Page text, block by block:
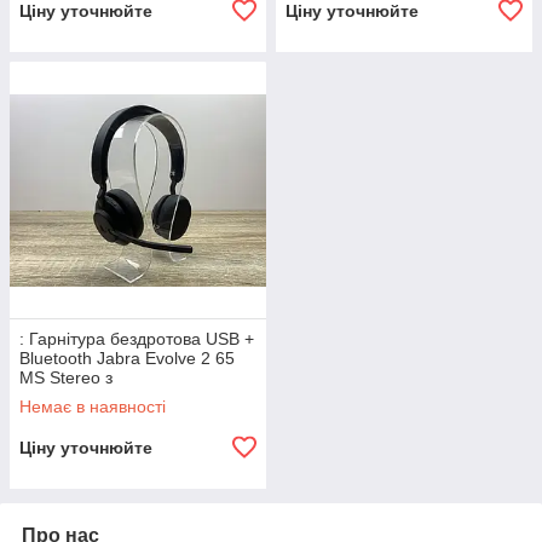
Ціну уточнюйте Ціну уточнюйте
: Гарнітура бездротова USB +
Bluetooth Jabra Evolve 2 65
MS Stereo з
шумопоглинанням бу
Немає в наявності
Ціну уточнюйте
Про нас